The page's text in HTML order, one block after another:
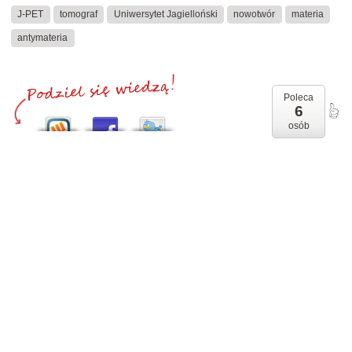
J-PET tomograf Uniwersytet Jagielloński nowotwór materia
antymateria
Poleca
6
osób